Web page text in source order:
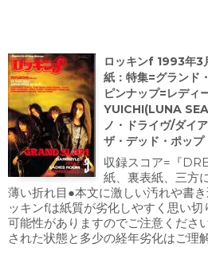
ロッキンf 1993年3
紙：特集=グランド
ピンナップ=レディ
YUICHI(LUNA
ノ・ドライヴ/ダイ
ザ・デッド・ポッ
収録スコア=『
紙、裏表紙、三方
薄い折れ目●本文に激しい汚れや書
ッキンfは紙質が劣化しやすく思い
可能性がありますのでご注意くださ
された状態と多少の経年劣化はご理